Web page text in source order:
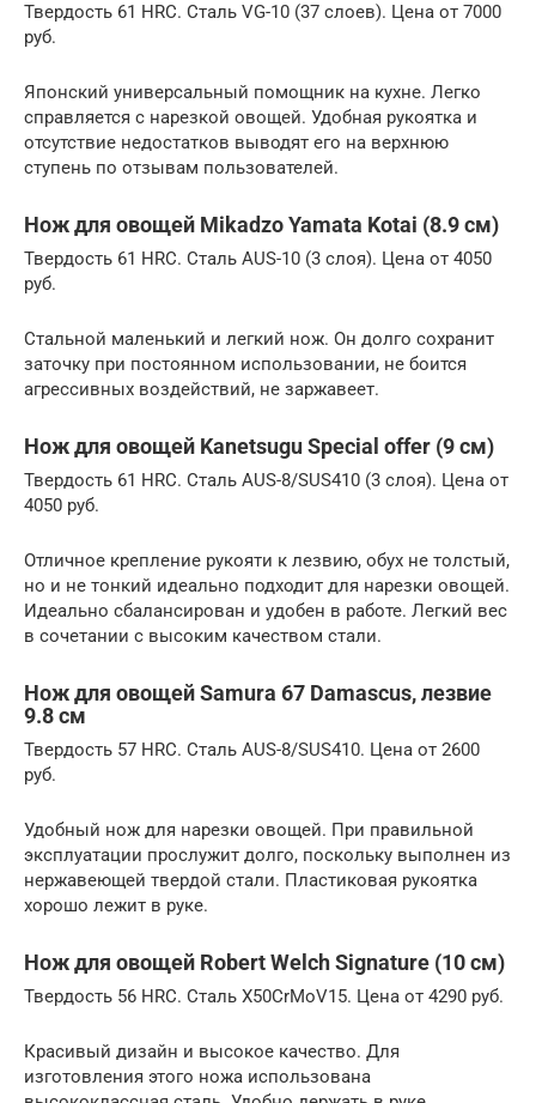
Твердость 61 HRC. Сталь VG-10 (37 слоев). Цена от 7000
руб.
Японский универсальный помощник на кухне. Легко
справляется с нарезкой овощей. Удобная рукоятка и
отсутствие недостатков выводят его на верхнюю
ступень по отзывам пользователей.
Нож для овощей Mikadzo Yamata Kotai (8.9 см)
Твердость 61 HRC. Сталь AUS-10 (3 слоя). Цена от 4050
руб.
Стальной маленький и легкий нож. Он долго сохранит
заточку при постоянном использовании, не боится
агрессивных воздействий, не заржавеет.
Нож для овощей Kanetsugu Special offer (9 см)
Твердость 61 HRC. Сталь AUS-8/SUS410 (3 слоя). Цена от
4050 руб.
Отличное крепление рукояти к лезвию, обух не толстый,
но и не тонкий идеально подходит для нарезки овощей.
Идеально сбалансирован и удобен в работе. Легкий вес
в сочетании с высоким качеством стали.
Нож для овощей Samura 67 Damascus, лезвие
9.8 см
Твердость 57 HRC. Сталь AUS-8/SUS410. Цена от 2600
руб.
Удобный нож для нарезки овощей. При правильной
эксплуатации прослужит долго, поскольку выполнен из
нержавеющей твердой стали. Пластиковая рукоятка
хорошо лежит в руке.
Нож для овощей Robert Welch Signature (10 см)
Твердость 56 HRC. Сталь X50CrMoV15. Цена от 4290 руб.
Красивый дизайн и высокое качество. Для
изготовления этого ножа использована